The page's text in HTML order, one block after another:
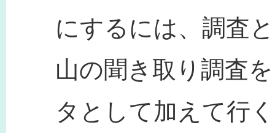
にするには、調査
山の聞き取り調査
タとして加えて行